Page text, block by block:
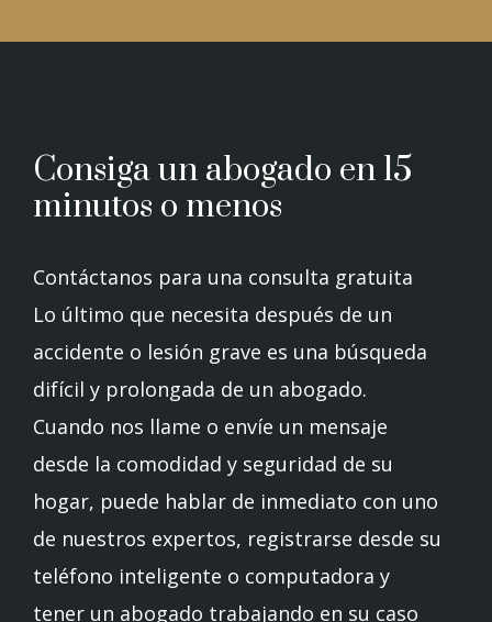
Consiga un abogado en 15
minutos o menos
Contáctanos para una consulta gratuita
Lo último que necesita después de un
accidente o lesión grave es una búsqueda
difícil y prolongada de un abogado.
Cuando nos llame o envíe un mensaje
desde la comodidad y seguridad de su
hogar, puede hablar de inmediato con uno
de nuestros expertos, registrarse desde su
teléfono inteligente o computadora y
tener un abogado trabajando en su caso